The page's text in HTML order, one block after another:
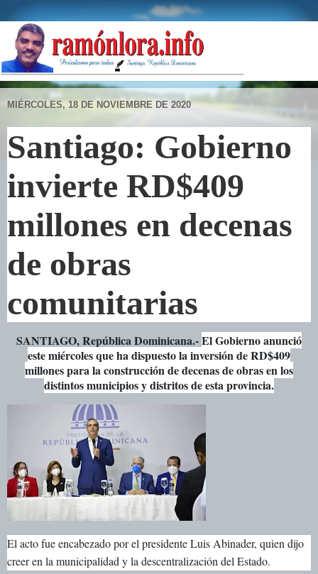
MIÉRCOLES, 18 DE NOVIEMBRE DE 2020
Santiago: Gobierno
invierte RD$409
millones en decenas
de obras
comunitarias
SANTIAGO, República Dominicana.-El Gobierno anunció
este miércoles que ha dispuesto la inversión de RD$409
millones para la construcción de decenas de obras en los
distintos municipios y distritos de esta provincia.
El acto fue encabezado por el presidente Luis Abinader, quien dijo
creer en la municipalidad y la descentralización del Estado.